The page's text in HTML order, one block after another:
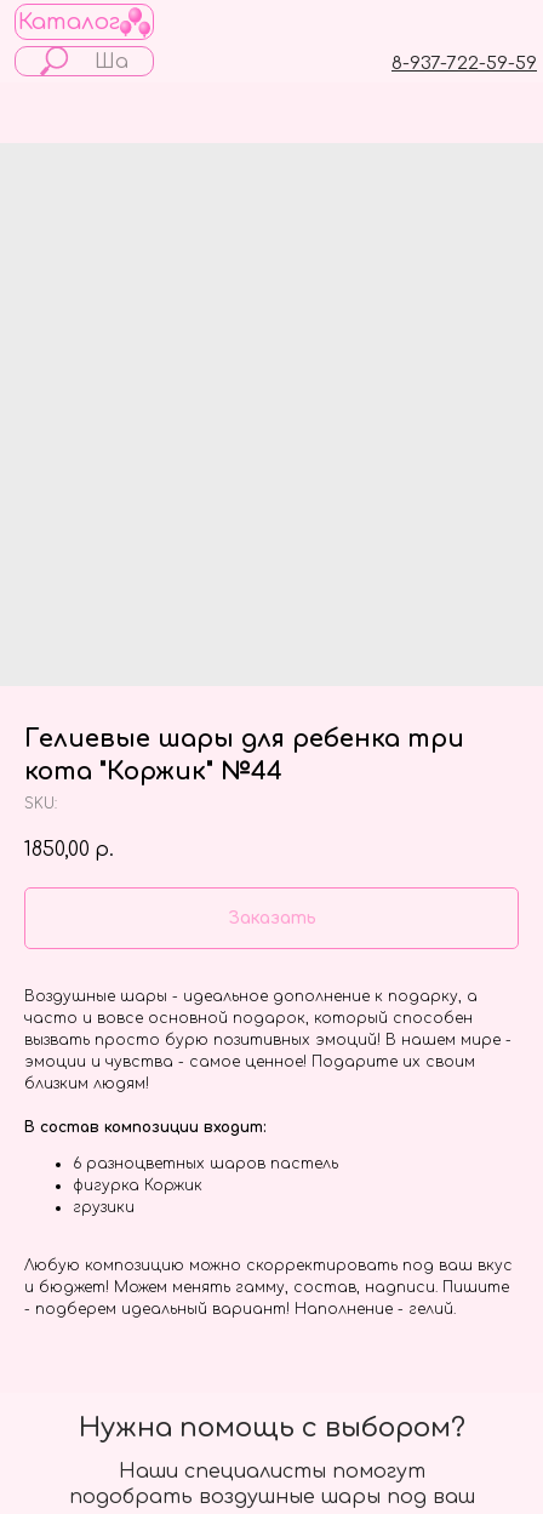
Каталог
8-937-722-59-59
Гелиевые шары для ребенка три
кота "Коржик" №44
SKU:
1850,00 р.
Заказать
Воздушные шары - идеальное дополнение к подарку, а
часто и вовсе основной подарок, который способен
вызвать просто бурю позитивных эмоций! В нашем мире -
эмоции и чувства - самое ценное! Подарите их своим
близким людям!
В состав композиции входит:
6 разноцветных шаров пастель
фигурка Коржик
грузики
Любую композицию можно скорректировать под ваш вкус
и бюджет! Можем менять гамму, состав, надписи. Пишите
- подберем идеальный вариант! Наполнение - гелий.
Наши специалисты помогут
подобрать воздушные шары под ваш
Нужна помощь с выбором?